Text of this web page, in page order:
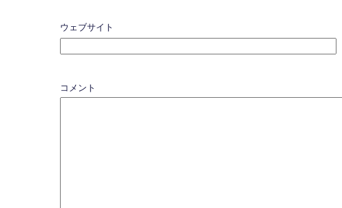
ウェブサイト
コメント